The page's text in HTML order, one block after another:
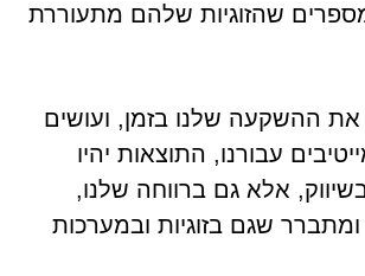
מספרים שהזוגיות שלהם מתעוררת
את ההשקעה שלנו בזמן, ועושים
עבורנו, התוצאות יהיו
אלא גם ברווחה שלנו,
שגם בזוגיות ובמערכות